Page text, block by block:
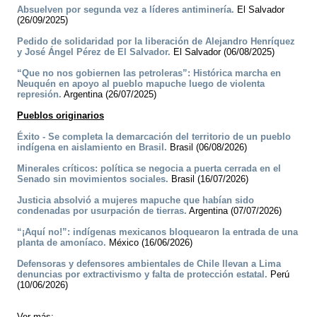
Absuelven por segunda vez a líderes antiminería. El Salvador
(26/09/2025)
Pedido de solidaridad por la liberación de Alejandro Henríquez
y José Ángel Pérez de El Salvador. El Salvador (06/08/2025)
“Que no nos gobiernen las petroleras”: Histórica marcha en
Neuquén en apoyo al pueblo mapuche luego de violenta
represión. Argentina (26/07/2025)
Pueblos originarios
Éxito - Se completa la demarcación del territorio de un pueblo
indígena en aislamiento en Brasil. Brasil (06/08/2026)
Minerales críticos: política se negocia a puerta cerrada en el
Senado sin movimientos sociales. Brasil (16/07/2026)
Justicia absolvió a mujeres mapuche que habían sido
condenadas por usurpación de tierras. Argentina (07/07/2026)
“¡Aquí no!”: indígenas mexicanos bloquearon la entrada de una
planta de amoníaco. México (16/06/2026)
Defensoras y defensores ambientales de Chile llevan a Lima
denuncias por extractivismo y falta de protección estatal. Perú
(10/06/2026)